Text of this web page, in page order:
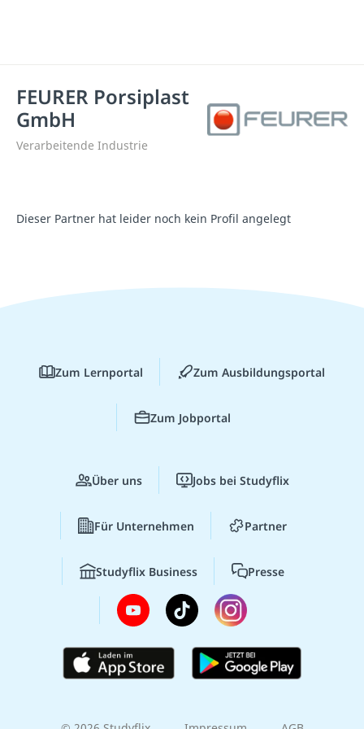
FEURER Porsiplast
GmbH
Verarbeitende Industrie
Dieser Partner hat leider noch kein Profil angelegt
Zum Lernportal Zum Ausbildungsportal
Zum Jobportal
Über uns Jobs bei Studyflix
Für Unternehmen Partner
Studyflix Business Presse